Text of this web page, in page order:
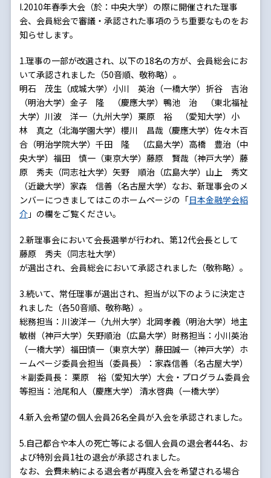
I.2010年春季大会（於：中央大学）の際に開催された理事
会、会員総会で審議・承認された事項のうち重要なものをお
知らせします。
1.理事の一部が改選され、以下の18名の方が、会員総会にお
いて承認されました（50音順、敬称略）。
明石 茂生（成城大学）小川 英治（一橋大学）折谷 吉治
（明治大学）金子 隆 （慶應大学）鴨池 治 （東北福祉
大学）川波 洋一（九州大学）栗原 裕 （愛知大学）小
林 真之（北海学園大学）櫻川 昌哉（慶應大学）佐々木百
合（明治学院大学）千田 隆 （広島大学）高橋 豊治（中
央大学）福田 慎一（東京大学）藤原 賢哉（神戸大学）藤
原 秀夫（同志社大学）矢野 順治（広島大学）山上 秀文
（近畿大学）家森 信善（名古屋大学）なお、新理事会のメ
ンバーにつきましてはこのホームページの「日本金融学会紹
介」の欄をご覧ください。
2.新理事会において会長選挙が行われ、第12代会長として
藤原 秀夫（同志社大学）
が選出され、会員総会において承認されました（敬称略）。
3.続いて、常任理事が選出され、担当が以下のように決定さ
れました（各50音順、敬称略）。
総務担当：川波洋一（九州大学）北岡孝義（明治大学）地主
敏樹（神戸大学）矢野順治（広島大学）財務担当：小川英治
（一橋大学）福田慎一（東京大学）藤田誠一（神戸大学）ホ
ームページ委員会担当（委員長）：家森信善（名古屋大学）
＊副委員長： 栗原 裕（愛知大学）大会・プログラム委員会
等担当：池尾和人（慶應大学） 清水啓典（一橋大学）
4.新入会希望の個人会員26名全員が入会を承認されました。
5.自己都合や本人の死亡等による個人会員の退会者44名、お
よび特別会員1社の退会が承認されました。
なお、会費未納による退会者が再度入会を希望される場合